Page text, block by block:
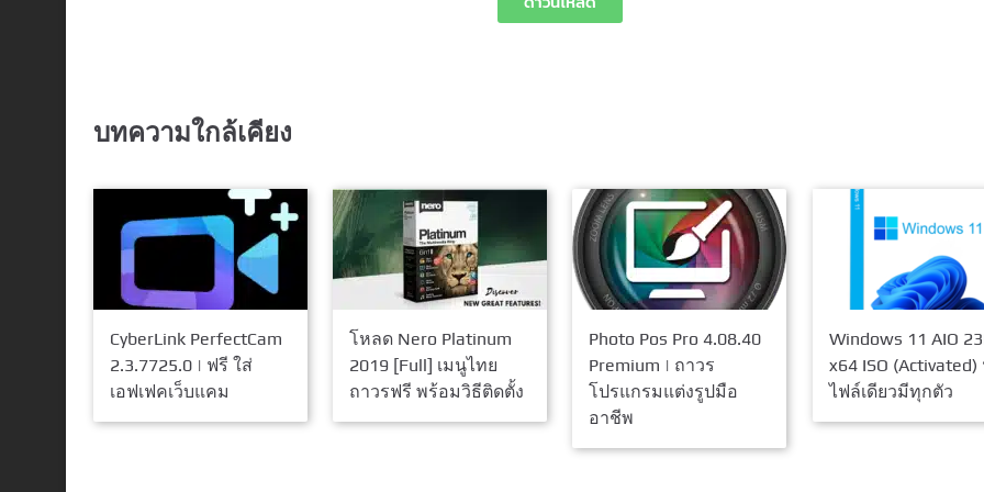
บทความใกล้เคียง
CyberLink PerfectCam
2.3.7725.0 | ฟรี ใส่
เอฟเฟคเว็บแคม
โหลด Nero Platinum
2019 [Full] เมนูไทย
ถาวรฟรี พร้อมวิธีติดตั้ง
Photo Pos Pro 4.08.40
Premium | ถาวร
โปรแกรมแต่งรูปมือ
อาชีพ
Windows 11 AIO
x64 ISO (Activated)
ไฟล์เดียวมีทุกตัว